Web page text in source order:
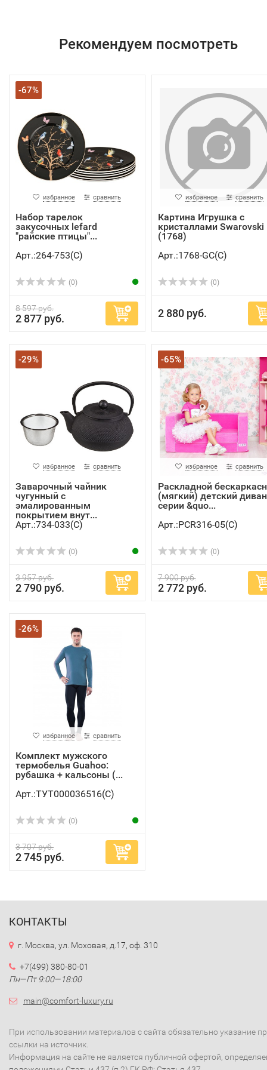
Рекомендуем посмотреть
-67%
избранное сравнить
Набор тарелок
закусочных lefard
"райские птицы"...
Арт.:264-753(C)
(0)
8 597 руб.
2 877 руб.
избранное сравнить
Картина Игрушка с
кристаллами Swarovski
(1768)
Арт.:1768-GC(C)
(0)
2 880 руб.
-29%
избранное сравнить
Заварочный чайник
чугунный с
эмалированным
покрытием внут...
Арт.:734-033(C)
(0)
3 957 руб.
2 790 руб.
-65%
избранное сравнить
Раскладной
(мягкий) детский диван
серии &quo...
Арт.:PCR316-05(C)
(0)
7 900 руб.
2 772 руб.
-26%
избранное сравнить
Комплект мужского
термобелья Guahoo:
рубашка + кальсоны (...
Арт.:ТУТ000036516(C)
(0)
3 707 руб.
2 745 руб.
КОНТАКТЫ
г. Москва, ул. Моховая, д.17, оф. 310
+7(499) 380-80-01
Пн—Пт 9:00—18:00
main@comfort-luxury.ru
При использовании материалов с сайта обязательно указание
ссылки на источник.
Информация на сайте не является публичной офертой,